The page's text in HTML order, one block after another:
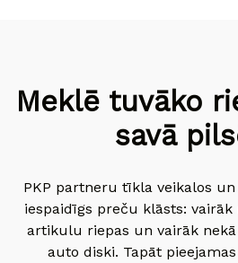
Meklē tuvāko
savā
PKP partneru tīkla veikalos
iespaidīgs preču klāsts: vairāk
artikulu riepas un vairāk
auto diski. Tapāt